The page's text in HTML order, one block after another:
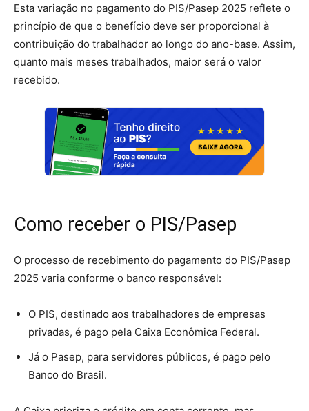
Esta variação no pagamento do PIS/Pasep 2025 reflete o
princípio de que o benefício deve ser proporcional à
contribuição do trabalhador ao longo do ano-base. Assim,
quanto mais meses trabalhados, maior será o valor
recebido.
Como receber o PIS/Pasep
O processo de recebimento do pagamento do PIS/Pasep
2025 varia conforme o banco responsável:
O PIS, destinado aos trabalhadores de empresas
privadas, é pago pela Caixa Econômica Federal.
Já o Pasep, para servidores públicos, é pago pelo
Banco do Brasil.